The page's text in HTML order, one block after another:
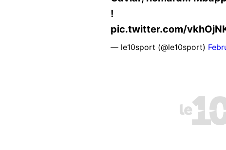
! https://
pic.twitter.com/
— le10sport (@le10sport)